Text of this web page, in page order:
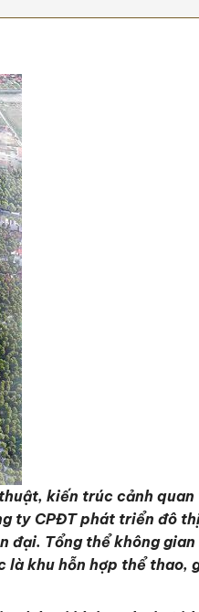
kiến trúc cảnh
ty CPĐT phát triển đô
đại. Tổng thể không
là khu hỗn hợp thể thao,